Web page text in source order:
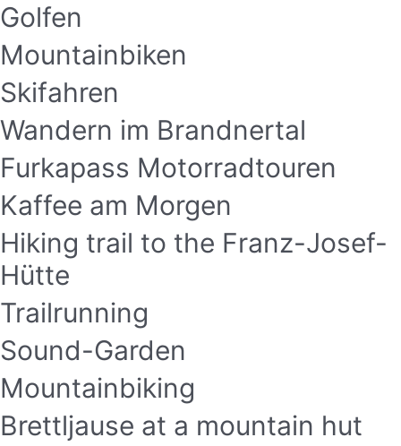
Golfen
Mountainbiken
Skifahren
Wandern im Brandnertal
Furkapass Motorradtouren
Kaffee am Morgen
Hiking trail to the Franz-Josef-
Hütte
Trailrunning
Sound-Garden
Mountainbiking
Brettljause at a mountain hut